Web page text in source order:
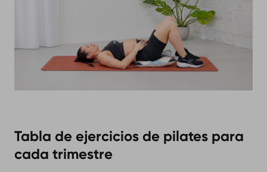
Tabla de ejercicios de pilates para
cada trimestre